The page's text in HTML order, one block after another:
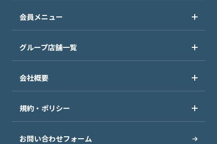
会員メニュー
グループ店舗一覧
会社概要
規約・ポリシー
お問い合わせフォーム